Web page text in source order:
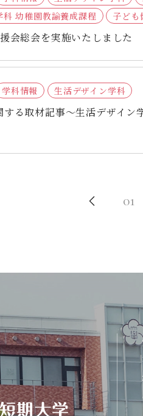
科 幼稚園教諭養成課程
子ども
会総会を実施いたしました
学科情報 生活デザイン学科
する取材記事～生活デザイン
01